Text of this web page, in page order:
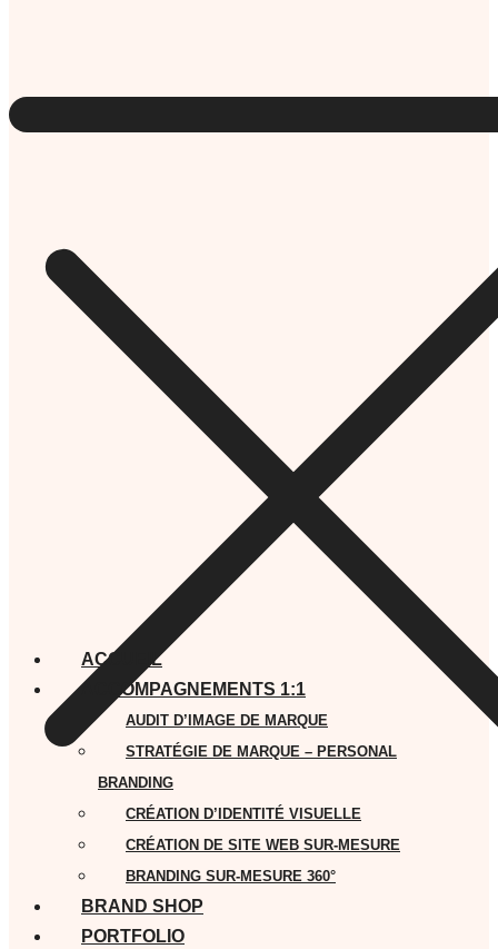
ACCUEIL
ACCOMPAGNEMENTS 1:1
AUDIT D’IMAGE DE MARQUE
STRATÉGIE DE MARQUE – PERSONAL
BRANDING
CRÉATION D’IDENTITÉ VISUELLE
CRÉATION DE SITE WEB SUR-MESURE
BRANDING SUR-MESURE 360°
BRAND SHOP
PORTFOLIO